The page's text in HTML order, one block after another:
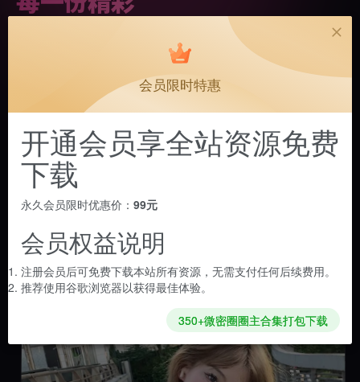
一次加入，整站内容任你下载，持续更新，没有套路。
立即开通会员 了解更多
✦ 精选
会员限时特惠
开通会员享全站资源免费
下载
永久会员限时优惠价： 99元
会员权益说明
注册会员后可免费下载本站所有资源，无需支付任何后续费用。
推荐使用谷歌浏览器以获得最佳体验。
350+微密圈圈主合集打包下载